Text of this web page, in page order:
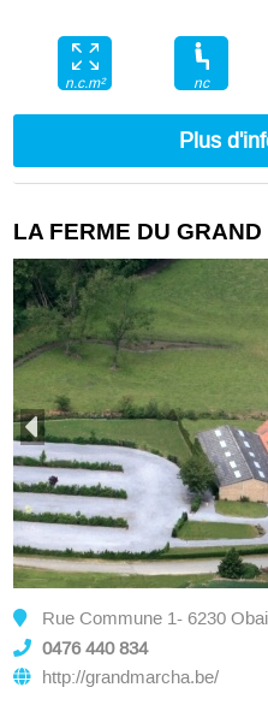
n.c.m² nc
Plus
LA FERME DU
Rue Commune 1- 6230
0476 440 834
http://grandmarcha.be/